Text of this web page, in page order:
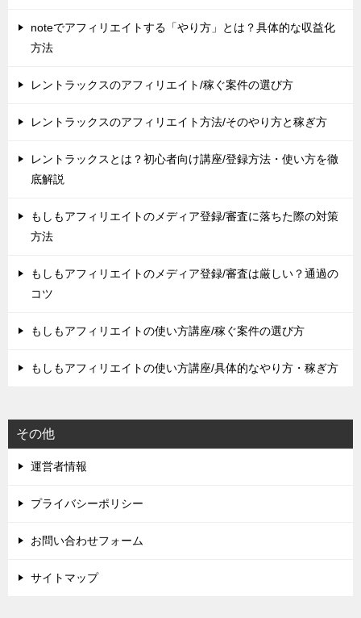
noteでアフィリエイトする「やり方」とは？具体的な収益化
方法
レントラックスのアフィリエイト/稼ぐ案件の選び方
レントラックスのアフィリエイト方法/そのやり方と稼ぎ方
レントラックスとは？初心者向け講座/登録方法・使い方を徹
底解説
もしもアフィリエイトのメディア登録/審査に落ちた際の対策
方法
もしもアフィリエイトのメディア登録/審査は厳しい？通過の
コツ
もしもアフィリエイトの使い方講座/稼ぐ案件の選び方
もしもアフィリエイトの使い方講座/具体的なやり方・稼ぎ方
その他
運営者情報
プライバシーポリシー
お問い合わせフォーム
サイトマップ